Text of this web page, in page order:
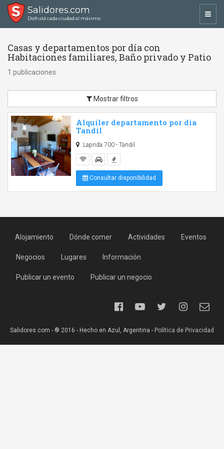
Salidores.com
Disfrutá cada ciudad al máximo
Casas y departamentos por día con
Habitaciones familiares, Baño privado y Patio
1 publicaciones
Mostrar filtros
Alquiler departamento por dia
Tandil
Laprida 700 - Tandil
Consultar disponibilidad
Alojamiento Dónde comer Actividades Eventos
Negocios Lugares Información
Publicar un evento Publicar un negocio
Salidores.com - ® 2016 - Hecho en Azul, Argentina - Política de Privacidad